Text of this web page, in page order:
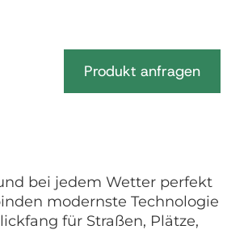
Produkt anfragen
bei jedem Wetter perfekt
modernste Technologie
für Straßen, Plätze,